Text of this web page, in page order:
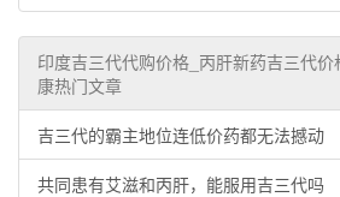
印度吉三代代购价格_丙肝新药吉三代
康热门文章
吉三代的霸主地位连低价药都无法撼动
共同患有艾滋和丙肝，能服用吉三代吗